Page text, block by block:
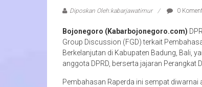
Diposkan Oleh:kabarjawatimur 0
Bojonegoro (Kabarbojonegoro.com)
Group Discussion (FGD) terkait
Berkelanjutan di Kabupaten Badung, Bali,
anggota DPRD, berserta jajaran Perangkat
Pembahasan Raperda ini sempat